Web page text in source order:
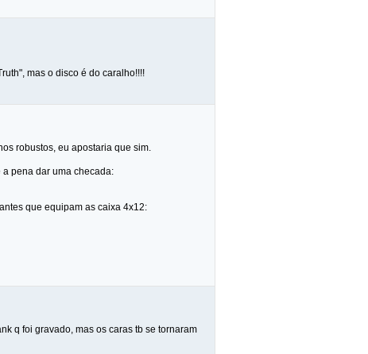
mas o disco é do caralho!!!!
robustos, eu apostaria que sim.
pena dar uma checada:
que equipam as caixa 4x12:
q foi gravado, mas os caras tb se tornaram